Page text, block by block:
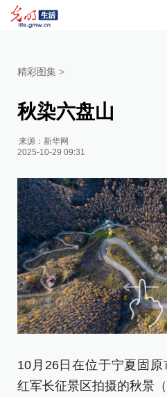
精彩图集 >
秋染六盘山
来源： 新华网
2025-10-29 09:31
10月26日在位于宁夏固
红军长征景区拍摄的秋景（